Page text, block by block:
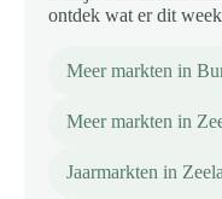
ontdek wat er dit
Meer markten in
Meer markten in
Jaarmarkten in